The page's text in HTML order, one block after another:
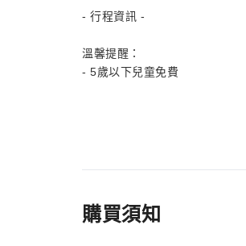
- 行程資訊 -
溫馨提醒：
- 5歲以下兒童免費
購買須知